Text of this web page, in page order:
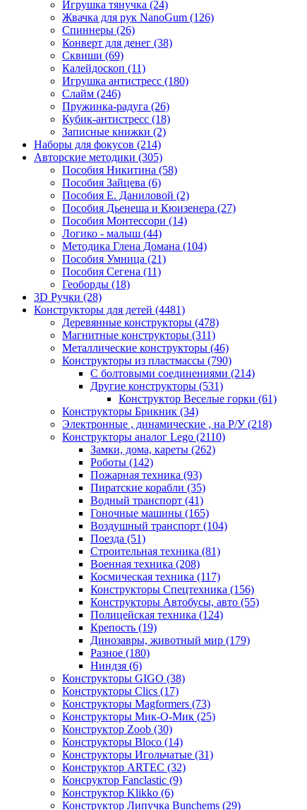
Игрушка тянучка (24)
Жвачка для рук NanoGum (126)
Спиннеры (26)
Конверт для денег (38)
Сквиши (69)
Калейдоскоп (11)
Игрушка антистресс (180)
Слайм (246)
Пружинка-радуга (26)
Кубик-антистресс (18)
Записные книжки (2)
Наборы для фокусов (214)
Авторские методики (305)
Пособия Никитина (58)
Пособия Зайцева (6)
Пособия Е. Даниловой (2)
Пособия Дьенеша и Кюизенера (27)
Пособия Монтессори (14)
Логико - малыш (44)
Методика Глена Домана (104)
Пособия Умница (21)
Пособия Сегена (11)
Геоборды (18)
3D Ручки (28)
Конструкторы для детей (4481)
Деревянные конструкторы (478)
Магнитные конструкторы (311)
Металлические конструкторы (46)
Конструкторы из пластмассы (790)
С болтовыми соединениями (214)
Другие конструкторы (531)
Конструктор Веселые горки (61)
Конструкторы Брикник (34)
Электронные , динамические , на Р/У(218)
Конструкторы аналог Lego (2110)
Замки, дома, кареты (262)
Роботы (142)
Пожарная техника (93)
Пиратские корабли (35)
Водный транспорт (41)
Гоночные машины (165)
Воздушный транспорт (104)
Поезда (51)
Строительная техника (81)
Военная техника (208)
Космическая техника (117)
Конструкторы Спецтехника (156)
Конструкторы Автобусы, авто (55)
Полицейская техника (124)
Крепость (19)
Динозавры, животный мир (179)
Разное (180)
Ниндзя (6)
Конструкторы GIGO (38)
Конструкторы Clics (17)
Конструкторы Magformers (73)
Конструкторы Мик-О-Мик (25)
Конструктор Zoob (30)
Конструкторы Bloco (14)
Конструкторы Игольчатые (31)
Конструктор ARTEC (32)
Консруктор Fanclastic (9)
Конструктор Klikko (6)
Конструктор Липучка Bunchems (29)